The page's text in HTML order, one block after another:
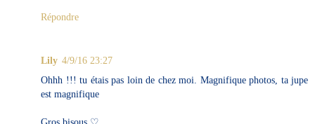
Répondre
Lily 4/9/16 23:27
Ohhh !!! tu étais pas loin de chez moi. Magnifique photos, ta jupe
est magnifique